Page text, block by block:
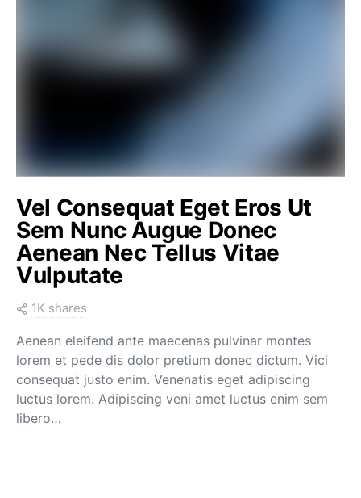
Vel Consequat Eget Eros Ut
Sem Nunc Augue Donec
Aenean Nec Tellus Vitae
Vulputate
1K shares
Aenean eleifend ante maecenas pulvinar montes
lorem et pede dis dolor pretium donec dictum. Vici
consequat justo enim. Venenatis eget adipiscing
luctus lorem. Adipiscing veni amet luctus enim sem
libero…